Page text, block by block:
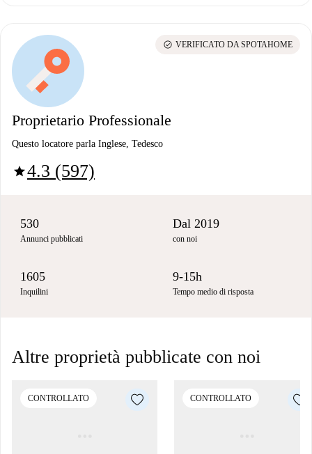
Proprietario Professionale
Questo locatore parla Inglese, Tedesco
star4.3 (597)
check_circle VERIFICATO DA SPOTAHOME
530
Annunci pubblicati
Dal 2019
con noi
1605
Inquilini
9-15h
Tempo medio di risposta
Altre proprietà pubblicate con noi
CONTROLLATO CONTROLLATO